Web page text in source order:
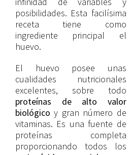
posibilidades. Esta facilísima
receta tiene como
ingrediente principal el
huevo.
El huevo posee unas
cualidades nutricionales
excelentes, sobre todo
proteínas de alto valor
biológico y gran número de
vitaminas. Es una fuente de
proteínas completa
proporcionando todos los